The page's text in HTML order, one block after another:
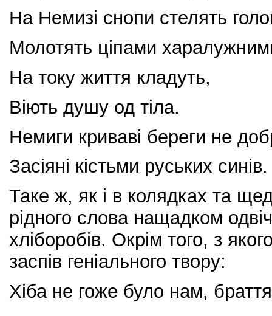
На Немизі снопи стелять
Молотять ціпами
На току життя кладуть,
Віють душу од тіла.
Немиги криваві береги не
Засіяні кістьми руських синів.
Таке ж, як і в колядках та
рідного слова нащадком
хліборобів. Окрім того, з
заспів геніального твору:
Хіба не гоже було нам,